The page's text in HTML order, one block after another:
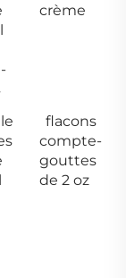
crème
flacons
compte-
gouttes
de 2 oz